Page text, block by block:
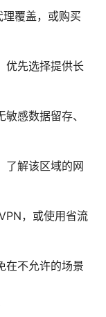
覆盖，或购买
优先选择提供长
感数据留存、
了解该区域的网
，或使用省流
在不允许的场景